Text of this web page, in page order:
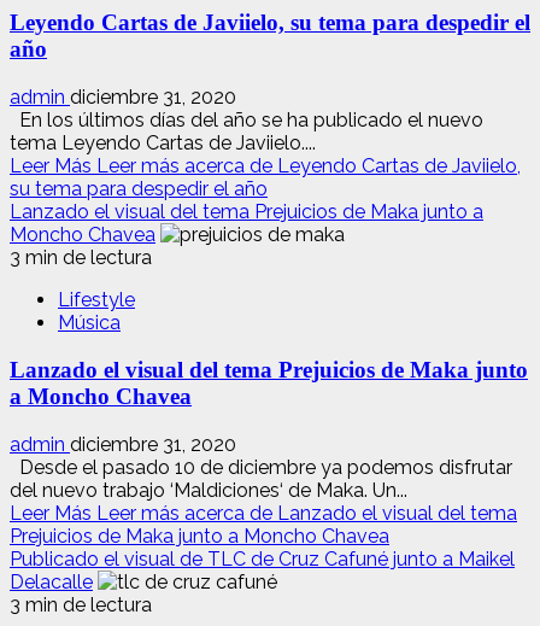
Leyendo Cartas de Javiielo, su tema para despedir el
año
admin diciembre 31, 2020
En los últimos días del año se ha publicado el nuevo
tema Leyendo Cartas de Javiielo....
Leer Más Leer más acerca de Leyendo Cartas de Javiielo,
su tema para despedir el año
Lanzado el visual del tema Prejuicios de Maka junto a
Moncho Chavea
3 min de lectura
Lifestyle
Música
Lanzado el visual del tema Prejuicios de Maka junto
a Moncho Chavea
admin diciembre 31, 2020
Desde el pasado 10 de diciembre ya podemos disfrutar
del nuevo trabajo ‘Maldiciones‘ de Maka. Un...
Leer Más Leer más acerca de Lanzado el visual del tema
Prejuicios de Maka junto a Moncho Chavea
Publicado el visual de TLC de Cruz Cafuné junto a Maikel
Delacalle
3 min de lectura